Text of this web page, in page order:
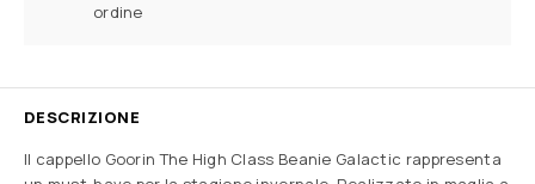
ordine
DESCRIZIONE
Il cappello Goorin The High Class Beanie Galactic rappresenta